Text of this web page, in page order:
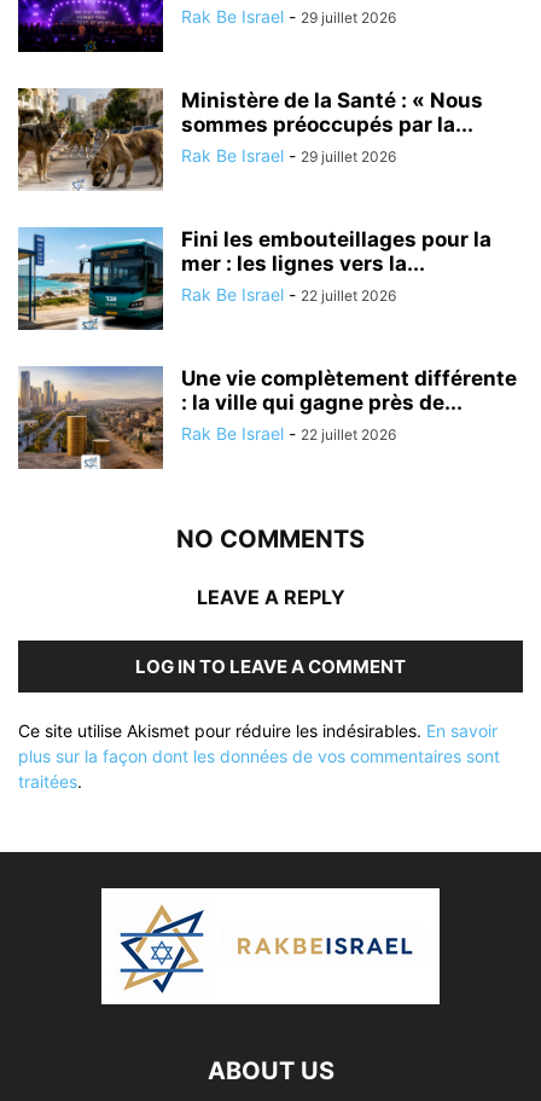
Rak Be Israel - 29 juillet 2026
Ministère de la Santé : « Nous
sommes préoccupés par la...
Rak Be Israel - 29 juillet 2026
Fini les embouteillages pour la
mer : les lignes vers la...
Rak Be Israel - 22 juillet 2026
Une vie complètement différente
: la ville qui gagne près de...
Rak Be Israel - 22 juillet 2026
NO COMMENTS
LEAVE A REPLY
LOG IN TO LEAVE A COMMENT
Ce site utilise Akismet pour réduire les indésirables. En savoir
plus sur la façon dont les données de vos commentaires sont
traitées.
ABOUT US